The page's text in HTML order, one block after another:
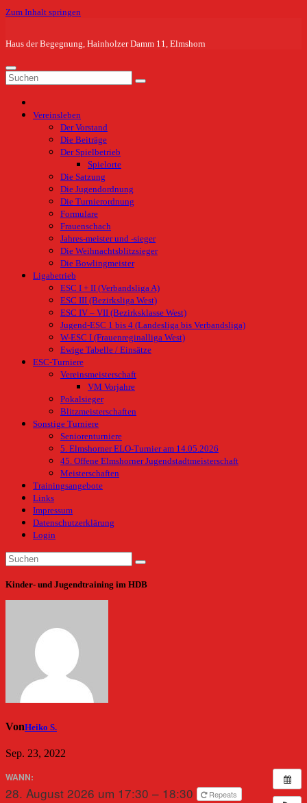
Zum Inhalt springen
Haus der Begegnung, Hainholzer Damm 11, Elmshorn
Vereinsleben
Der Vorstand
Die Beiträge
Der Spielbetrieb
Spielorte
Die Satzung
Die Jugendordnung
Die Turnierordnung
Formulare
Frauenschach
Jahres-meister und -sieger
Die Weihnachtsblitzsieger
Die Bowlingmeister
Ligabetrieb
ESC I + II (Verbandsliga A)
ESC III (Bezirksliga West)
ESC IV – VII (Bezirksklasse West)
Jugend-ESC 1 bis 4 (Landesliga bis Verbandsliga)
W-ESC I (Frauenreginalliga West)
Ewige Tabelle / Einsätze
ESC-Turniere
Vereinsmeisterschaft
VM Vorjahre
Pokalsieger
Blitzmeisterschaften
Sonstige Turniere
Seniorenturniere
5. Elmshorner ELO-Turnier am 14.05.2026
45. Offene Elmshorner Jugendstadtmeisterschaft
Meisterschaften
Trainingsangebote
Links
Impressum
Datenschutzerklärung
Login
Kinder- und Jugendtraining im HDB
VonHeiko S.
Sep. 23, 2022
WANN:
28. August 2026 um 17:30 – 18:30 Repeats